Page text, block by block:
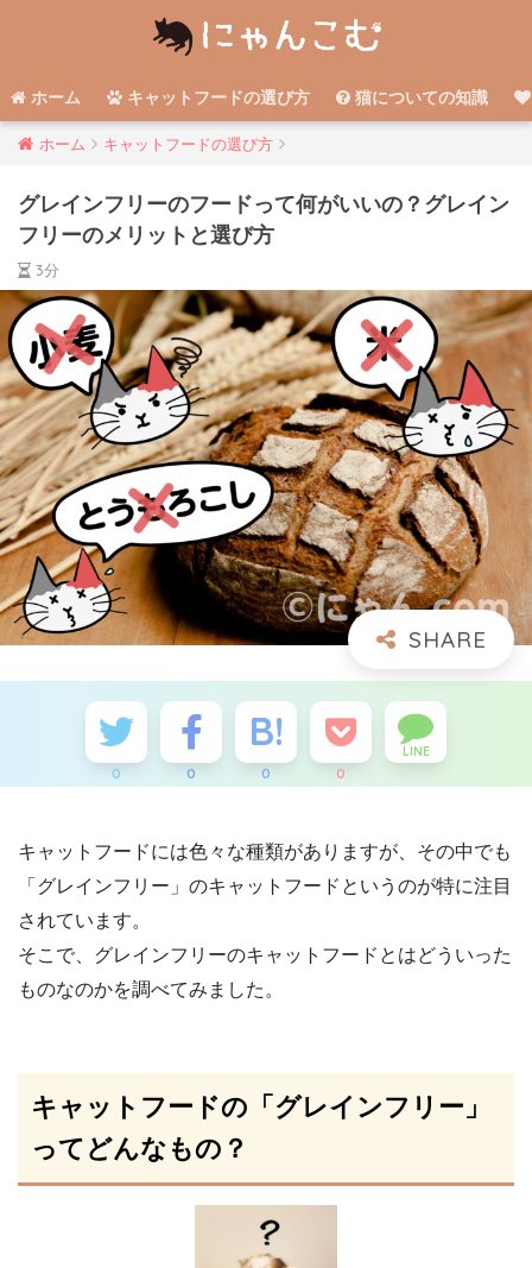
ホーム キャットフードの選び方 猫についての知識
ホーム キャットフードの選び方
グレインフリーのフードって何がいいの？グレイン
フリーのメリットと選び方
3分
0 0 0 0
LINE
キャットフードには色々な種類がありますが、その中でも
「グレインフリー」のキャットフードというのが特に注目
されています。
そこで、グレインフリーのキャットフードとはどういった
ものなのかを調べてみました。
キャットフードの「グレインフリー」
ってどんなもの？